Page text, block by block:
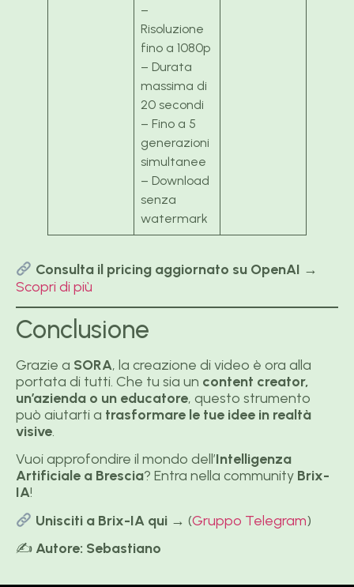
–
Risoluzione
fino a 1080p
– Durata
massima di
20 secondi
– Fino a 5
generazioni
simultanee
– Download
senza
watermark
Consulta il pricing aggiornato su OpenAI →
Scopri di più
Conclusione
Grazie a SORA, la creazione di video è ora alla
portata di tutti. Che tu sia un content creator,
un’azienda o un educatore, questo strumento
può aiutarti a trasformare le tue idee in realtà
visive.
Vuoi approfondire il mondo dell’Intelligenza
Artificiale a Brescia? Entra nella community Brix-
IA!
Unisciti a Brix-IA qui→ (Gruppo Telegram)
✍️ Autore: Sebastiano